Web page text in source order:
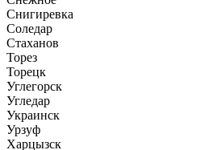
Снигиревка
Соледар
Стаханов
Торез
Торецк
Углегорск
Угледар
Украинск
Урзуф
Харцызск